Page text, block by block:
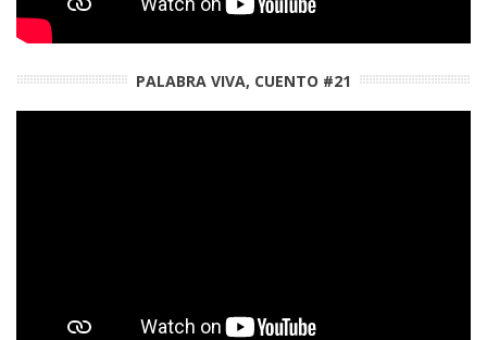
PALABRA VIVA, CUENTO #21